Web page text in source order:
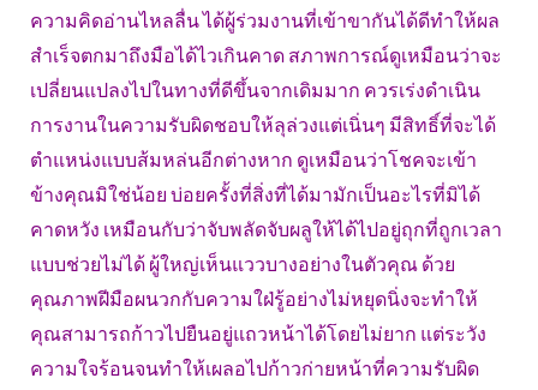
ความคิดอ่านไหลลื่น ได้ผู้ร่วมงานที่เข้าขากันได้ดีทำให้ผล
สำเร็จตกมาถึงมือได้ไวเกินคาด สภาพการณ์ดูเหมือนว่าจะ
เปลี่ยนแปลงไปในทางที่ดีขึ้นจากเดิมมาก ควรเร่งดำเนิน
การงานในความรับผิดชอบให้ลุล่วงแต่เนิ่นๆ มีสิทธิ์ที่จะได้
ตำแหน่งแบบส้มหล่นอีกต่างหาก ดูเหมือนว่าโชคจะเข้า
ข้างคุณมิใช่น้อย บ่อยครั้งที่สิ่งที่ได้มามักเป็นอะไรที่มิได้
คาดหวัง เหมือนกับว่าจับพลัดจับผลูให้ได้ไปอยู่ถุกที่ถูกเวลา
แบบช่วยไม่ได้ ผู้ใหญ่เห็นแววบางอย่างในตัวคุณ ด้วย
คุณภาพฝีมือผนวกกับความใฝ่รู้อย่างไม่หยุดนิ่งจะทำให้
คุณสามารถก้าวไปยืนอยู่แถวหน้าได้โดยไม่ยาก แต่ระวัง
ความใจร้อนจนทำให้เผลอไปก้าวก่ายหน้าที่ความรับผิด